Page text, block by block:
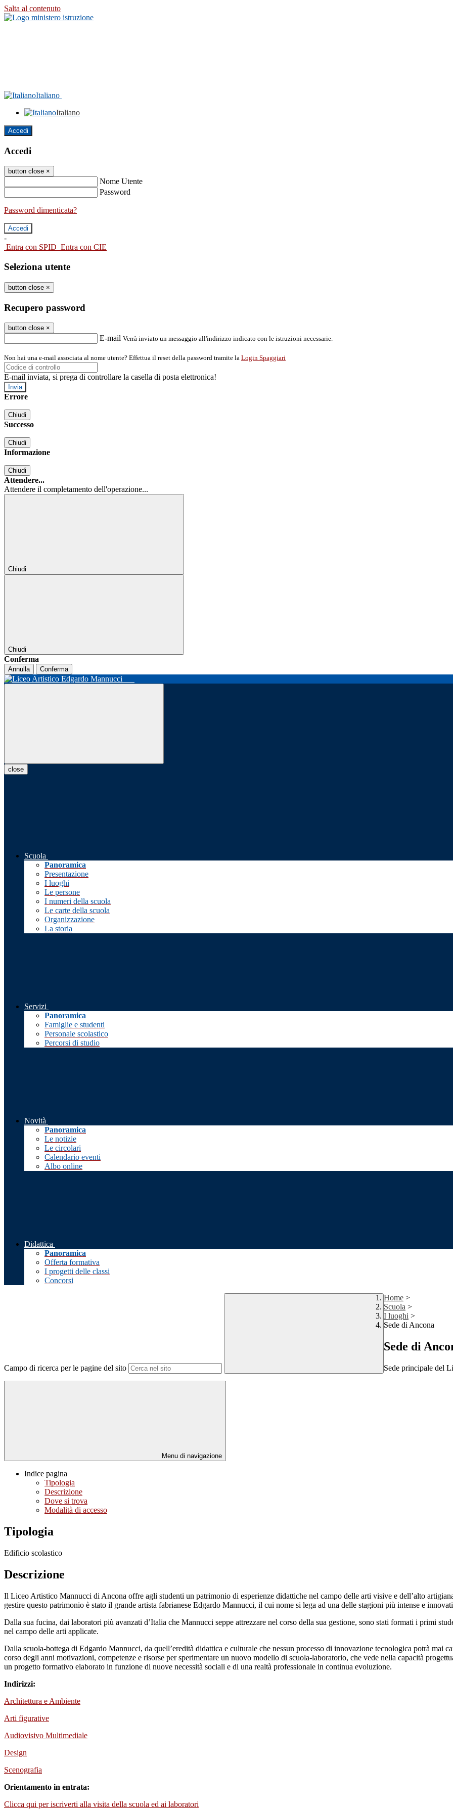
Salta al contenuto
Italiano
Italiano
Accedi
Accedi
button close ×
Nome Utente
Password
Password dimenticata?
-
Entra con SPID Entra con CIE
Seleziona utente
button close ×
Recupero password
button close ×
E-mail Verrà inviato un messaggio all'indirizzo indicato con le istruzioni necessarie.
Non hai una e-mail associata al nome utente? Effettua il reset della password tramite la Login Spaggiari
E-mail inviata, si prega di controllare la casella di posta elettronica!
Errore
Chiudi
Successo
Chiudi
Informazione
Chiudi
Attendere...
Attendere il completamento dell'operazione...
Chiudi
Chiudi
Conferma
Annulla Conferma
close
Scuola
Panoramica
Presentazione
I luoghi
Le persone
I numeri della scuola
Le carte della scuola
Organizzazione
La storia
Servizi
Panoramica
Famiglie e studenti
Personale scolastico
Percorsi di studio
Novità
Panoramica
Le notizie
Le circolari
Calendario eventi
Albo online
Didattica
Panoramica
Offerta formativa
I progetti delle classi
Concorsi
Campo di ricerca per le pagine del sito
Home >
Scuola >
I luoghi >
Sede di Ancona
Sede di
Sede principale del
Menu di navigazione
Indice pagina
Tipologia
Descrizione
Dove si trova
Modalità di accesso
Tipologia
Edificio scolastico
Descrizione
Il Liceo Artistico Mannucci di Ancona offre agli studenti un patrimonio di esperienze didattiche nel campo delle arti visive e dell’alto
gestire questo patrimonio è stato il grande artista fabrianese Edgardo Mannucci, il cui nome si lega ad una delle stagioni più intense e
Dalla sua fucina, dai laboratori più avanzati d’Italia che Mannucci seppe attrezzare nel corso della sua gestione, sono stati formati i primi
nel campo delle arti applicate.
Dalla scuola-bottega di Edgardo Mannucci, da quell’eredità didattica e culturale che nessun processo di innovazione tecnologica potrà mai
corso degli anni motivazioni, competenze e risorse per sperimentare un nuovo modello di scuola-laboratorio, che vede nella capacità
un progetto formativo elaborato in funzione di nuove necessità sociali e di una realtà professionale in continua evoluzione.
Indirizzi:
Architettura e Ambiente
Arti figurative
Audiovisivo Multimediale
Design
Scenografia
Orientamento in entrata:
Clicca qui per iscriverti alla visita della scuola ed ai laboratori